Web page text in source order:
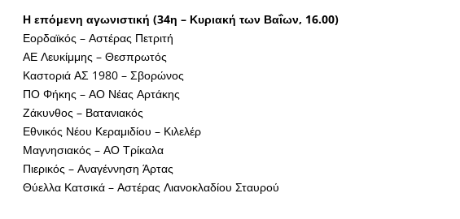
Η επόμενη αγωνιστική (34η – Κυριακή των Βαΐων, 16.00)
Εορδαϊκός – Αστέρας Πετριτή
ΑΕ Λευκίμμης – Θεσπρωτός
Καστοριά ΑΣ 1980 – Σβορώνος
ΠΟ Φήκης – ΑΟ Νέας Αρτάκης
Ζάκυνθος – Βατανιακός
Εθνικός Νέου Κεραμιδίου – Κιλελέρ
Μαγνησιακός – ΑΟ Τρίκαλα
Πιερικός – Αναγέννηση Άρτας
Θύελλα Κατσικά – Αστέρας Λιανοκλαδίου Σταυρού